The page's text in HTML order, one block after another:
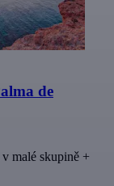
de
malé skupině +